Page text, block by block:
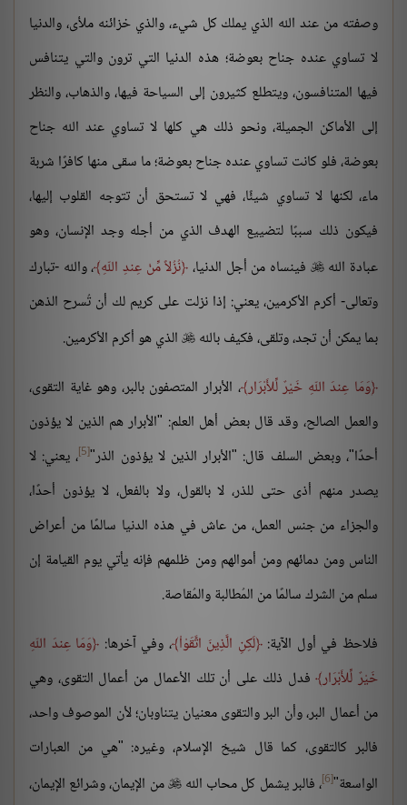
وصفته من عند الله الذي يملك كل شيء، والذي خزائنه ملأى، والدنيا
لا تساوي عنده جناح بعوضة؛ هذه الدنيا التي ترون والتي يتنافس
فيها المتنافسون، ويتطلع كثيرون إلى السياحة فيها، والذهاب، والنظر
إلى الأماكن الجميلة، ونحو ذلك هي كلها لا تساوي عند الله جناح
بعوضة، فلو كانت تساوي عنده جناح بعوضة؛ ما سقى منها كافرًا شربة
ماء، لكنها لا تساوي شيئًا، فهي لا تستحق أن تتوجه القلوب إليها،
فيكون ذلك سببًا لتضييع الهدف الذي من أجله وجد الإنسان، وهو
عبادة الله فينساه من أجل الدنيا، نُزُلاً مِّنْ عِندِ اللّهِ ، والله -تبارك
وتعالى- أكرم الأكرمين، يعني: إذا نزلت على كريم لك أن تُسرح الذهن
بما يمكن أن تجد، وتلقى، فكيف بالله  الذي هو أكرم الأكرمين.
وَمَا عِندَ اللّهِ خَيْرٌ لِّلأَبْرَار ، الأبرار المتصفون بالبر، وهو غاية التقوى،
والعمل الصالح، وقد قال بعض أهل العلم: "الأبرار هم الذين لا يؤذون
أحدًا"، وبعض السلف قال: "الأبرار الذين لا يؤذون الذر"[5] ، يعني: لا
يصدر منهم أذى حتى للذر، لا بالقول، ولا بالفعل، لا يؤذون أحدًا،
والجزاء من جنس العمل، من عاش في هذه الدنيا سالمًا من أعراض
الناس ومن دمائهم ومن أموالهم ومن ظلمهم فإنه يأتي يوم القيامة إن
سلم من الشرك سالمًا من المُطالبة والمُقاصة.
فلاحظ في أول الآية: لَكِنِ الَّذِينَ اتَّقَوْاْ ، وفي آخرها: وَمَا عِندَ اللّهِ
خَيْرٌ لِّلأَبْرَار فدل ذلك على أن تلك الأعمال من أعمال التقوى، وهي
من أعمال البر، وأن البر والتقوى معنيان يتناوبان؛ لأن الموصوف واحد،
فالبر كالتقوى، كما قال شيخ الإسلام، وغيره: "هي من العبارات
الواسعة"[6] ، فالبر يشمل كل محاب الله من الإيمان، وشرائع الإيمان،